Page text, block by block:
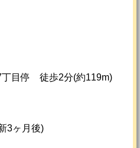
目停 徒歩2分(約119m)
3ヶ月後)